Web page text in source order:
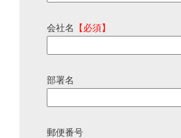
会社名 【必須】
部署名
郵便番号